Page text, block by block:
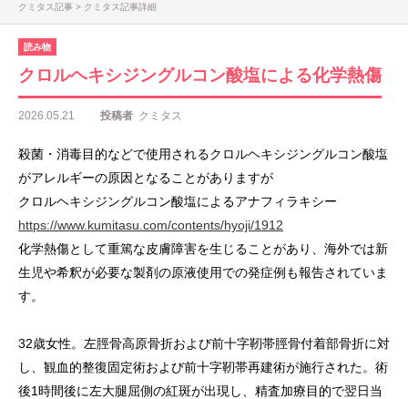
クミタス記事 クミタス記事詳細
読み物
クロルヘキシジングルコン酸塩による化学熱傷
2026.05.21 投稿者 クミタス
殺菌・消毒目的などで使用されるクロルヘキシジングルコン酸塩
がアレルギーの原因となることがありますが
クロルヘキシジングルコン酸塩によるアナフィラキシー
https://www.kumitasu.com/contents/hyoji/1912
化学熱傷として重篤な皮膚障害を生じることがあり、海外では新
生児や希釈が必要な製剤の原液使用での発症例も報告されていま
す。
32歳女性。左脛骨高原骨折および前十字靭帯脛骨付着部骨折に対
し、観血的整復固定術および前十字靭帯再建術が施行された。術
後1時間後に左大腿屈側の紅斑が出現し、精査加療目的で翌日当